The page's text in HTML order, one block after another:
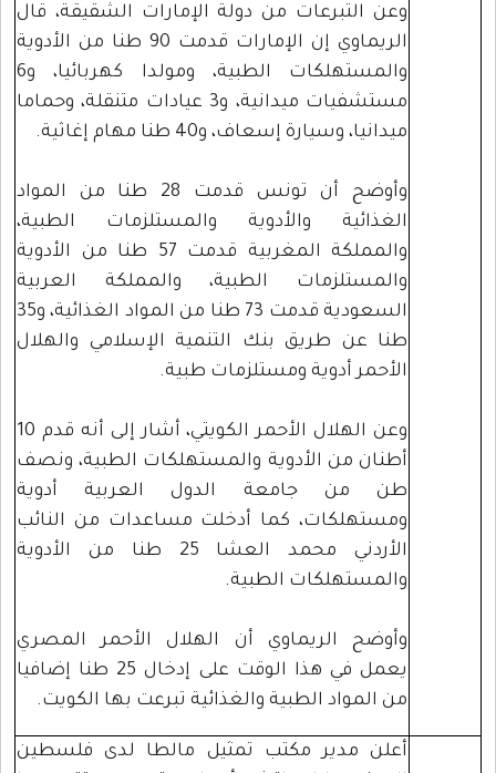
وعن التبرعات من دولة الإمارات الشقيقة، قال
الريماوي إن الإمارات قدمت 90 طنا من الأدوية
والمستهلكات الطبية، ومولدا كهربائيا، و6
مستشفيات ميدانية، و3 عيادات متنقلة، وحماما
ميدانيا، وسيارة إسعاف، و40 طنا مهام إغاثية.
وأوضح أن تونس قدمت 28 طنا من المواد
الغذائية والأدوية والمستلزمات الطبية،
والمملكة المغربية قدمت 57 طنا من الأدوية
والمستلزمات الطبية، والمملكة العربية
السعودية قدمت 73 طنا من المواد الغذائية، و35
طنا عن طريق بنك التنمية الإسلامي والهلال
الأحمر أدوية ومستلزمات طبية.
وعن الهلال الأحمر الكويتي، أشار إلى أنه قدم 10
أطنان من الأدوية والمستهلكات الطبية، ونصف
طن من جامعة الدول العربية أدوية
ومستهلكات، كما أدخلت مساعدات من النائب
الأردني محمد العشا 25 طنا من الأدوية
والمستهلكات الطبية.
وأوضح الريماوي أن الهلال الأحمر المصري
يعمل في هذا الوقت على إدخال 25 طنا إضافيا
من المواد الطبية والغذائية تبرعت بها الكويت.
أعلن مدير مكتب تمثيل مالطا لدى فلسطين